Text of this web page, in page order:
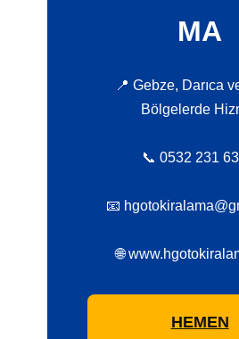
MA
📍 Gebze, Darıca
Bölgelerde
📞 0532 231
📧
🌐
HEMEN